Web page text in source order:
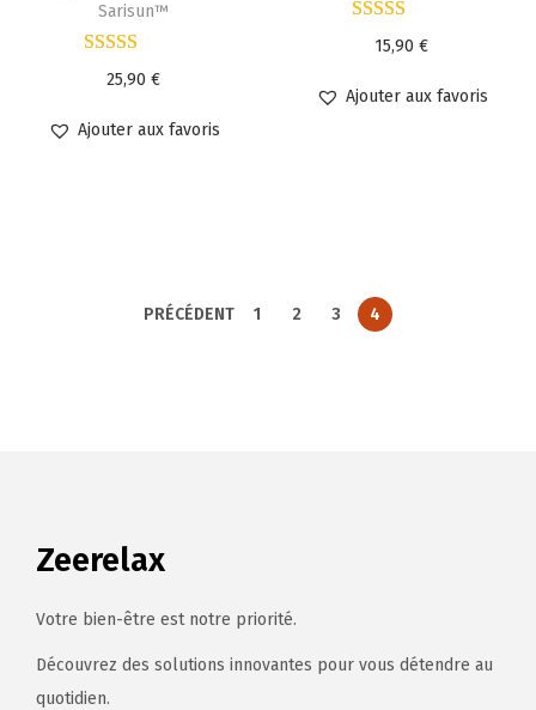
Sarisun™
25,90€
Ajouter aux favoris
15,90€
Ajouter aux favoris
PRÉCÉDENT 1 2 3 4
Zeerelax
Votre bien-être est notre priorité.
Découvrez des solutions innovantes pour vous détendre au
quotidien.